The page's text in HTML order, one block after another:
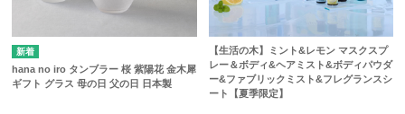
hana no iro タンブラー 桜 紫陽花 金木犀
ギフト グラス 母の日 父の日 日本製
【生活の木】ミント&レモン マスクスプ
レー＆ボディ&ヘアミスト&ボディパウダ
ー&ファブリックミスト&フレグランスシ
ート【夏季限定】